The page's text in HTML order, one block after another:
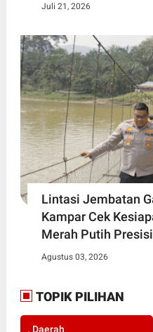
Juli 21, 2026
Lintasi Jembatan
Kampar Cek
Merah Putih Presisi
Agustus 03, 2026
TOPIK PILIHAN
. Daerah